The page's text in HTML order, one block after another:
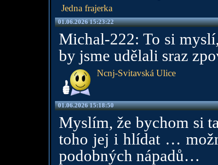
Jedna frajerka
01.06.2026 15:23:22
Michal-222: To si
by jsme udělali sraz
Ncnj-Svitavská Ulice
01.06.2026 15:18:50
Myslím, že bychom si
toho jej i hlídat …
podobných nápadů…